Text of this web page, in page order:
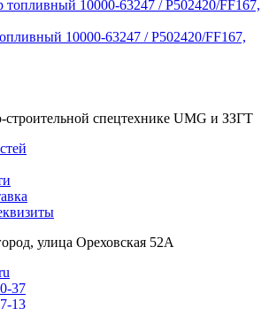
10000-63247 / P502420/FF167,
строительной спецтехнике UMG и ЗЗГТ
улица Ореховская 52А
37
13